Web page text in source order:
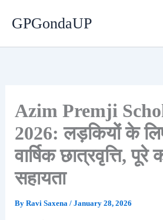
GPGondaUP
Azim Premji
2026: लड़कियों के
वार्षिक छात्रवृत्ति, पूरे
सहायता
By Ravi Saxena / January 28, 2026